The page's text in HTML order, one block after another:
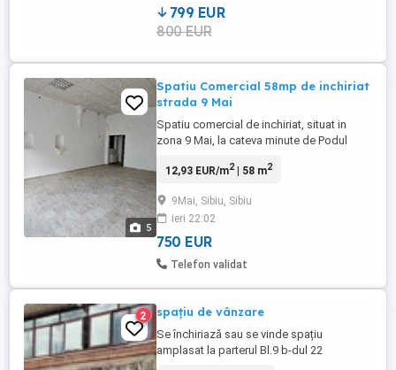
799 EUR
800 EUR
5
Spatiu Comercial 58mp de inchiriat
strada 9 Mai
Spatiu comercial de inchiriat, situat in
zona 9 Mai, la cateva minute de Podul
renovat interior si exterior, dotat cu gaz,
canalizare, curent electric.Intrare directa
din strada principala, cu trafic pietonal
intens si ...
12,93 EUR/m2| 58 m2
9Mai, Sibiu, Sibiu
ieri 22:02
750 EUR
Telefon validat
2 spațiu de vânzare
Se închiriază sau se vinde spațiu
amplasat la parterul Bl.9 b-dul 22